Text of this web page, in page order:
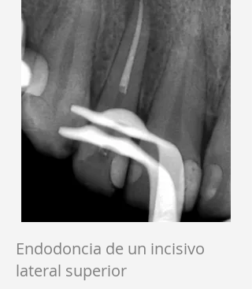
Endodoncia de un incisivo
lateral superior